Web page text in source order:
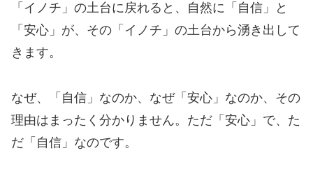
「イノチ」の土台に戻れると、自然に「自信」と
「安心」が、その「イノチ」の土台から湧き出して
きます。
なぜ、「自信」なのか、なぜ「安心」なのか、その
理由はまったく分かりません。ただ「安心」で、た
だ「自信」なのです。